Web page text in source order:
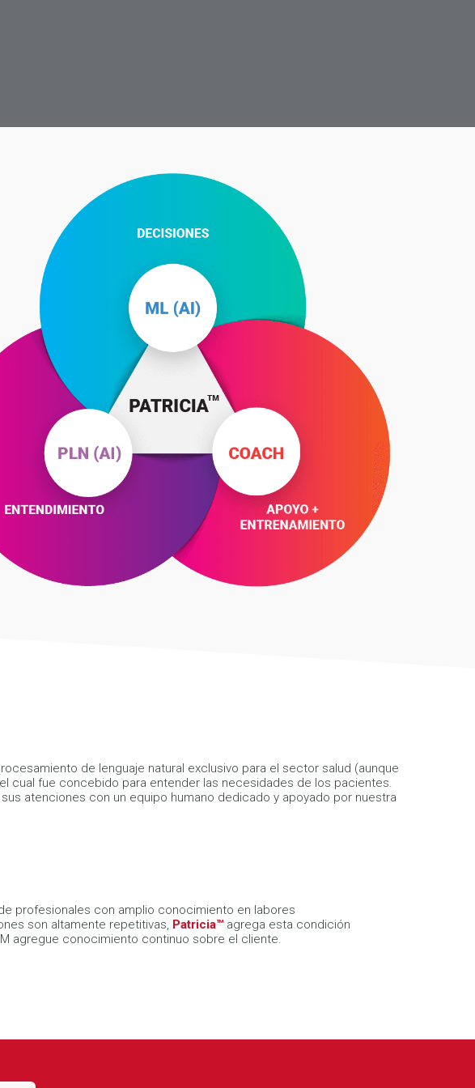
de lenguaje natural exclusivo para el sector salud (aunque
cual fue concebido para entender las necesidades de los pacientes.
atenciones con un equipo humano dedicado y apoyado por nuestra
profesionales con amplio conocimiento en labores
son altamente repetitivas, Patricia™ agrega esta condición
agregue conocimiento continuo sobre el cliente.